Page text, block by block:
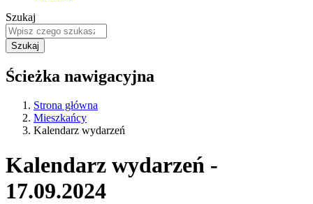
Szukaj
Ścieżka nawigacyjna
Strona główna
Mieszkańcy
Kalendarz wydarzeń
Kalendarz wydarzeń -
17.09.2024